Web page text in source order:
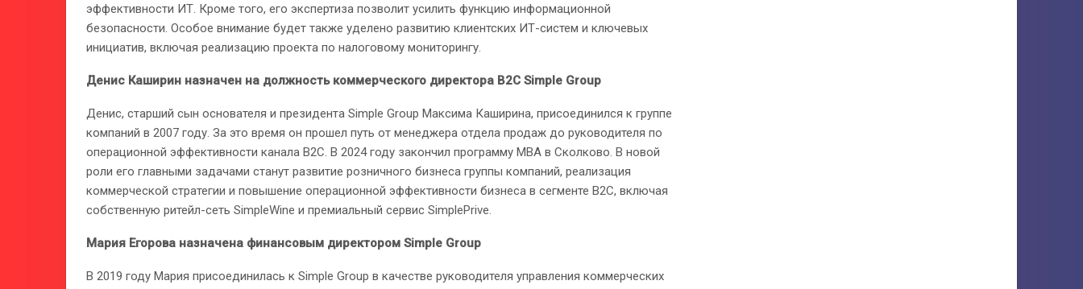
эффективности ИТ. Кроме того, его экспертиза позволит усилить функцию информационной
безопасности. Особое внимание будет также уделено развитию клиентских ИТ-систем и ключевых
инициатив, включая реализацию проекта по налоговому мониторингу.
Денис Каширин назначен на должность коммерческого директора B2C Simple Group
Денис, старший сын основателя и президента Simple Group Максима Каширина, присоединился к группе
компаний в 2007 году. За это время он прошел путь от менеджера отдела продаж до руководителя по
операционной эффективности канала B2C. В 2024 году закончил программу MBA в Сколково. В новой
роли его главными задачами станут развитие розничного бизнеса группы компаний, реализация
коммерческой стратегии и повышение операционной эффективности бизнеса в сегменте B2C, включая
собственную ритейл-сеть SimpleWine и премиальный сервис SimplePrive.
Мария Егорова назначена финансовым директором Simple Group
В 2019 году Мария присоединилась к Simple Group в качестве руководителя управления коммерческих